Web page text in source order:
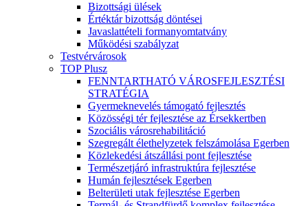
Bizottsági ülések
Értéktár bizottság döntései
Javaslattételi formanyomtatvány
Működési szabályzat
Testvérvárosok
TOP Plusz
FENNTARTHATÓ VÁROSFEJLESZTÉSI
STRATÉGIA
Gyermeknevelés támogató fejlesztés
Közösségi tér fejlesztése az Érsekkertben
Szociális városrehabilitáció
Szegregált élethelyzetek felszámolása Egerben
Közlekedési átszállási pont fejlesztése
Természetjáró infrastruktúra fejlesztése
Humán fejlesztések Egerben
Belterületi utak fejlesztése Egerben